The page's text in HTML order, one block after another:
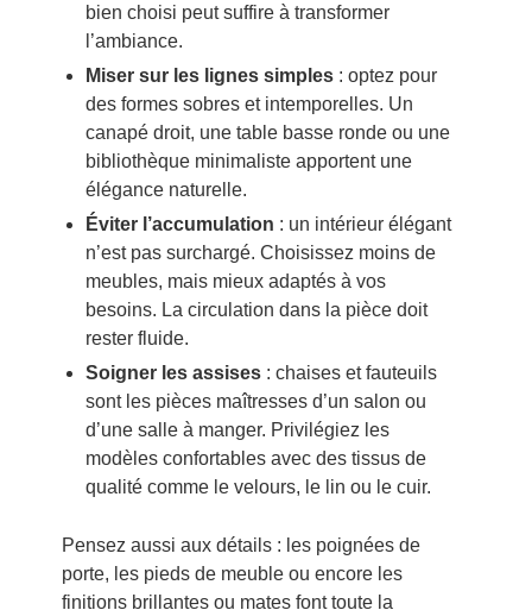
bien choisi peut suffire à transformer
l’ambiance.
Miser sur les lignes simples: optez pour
des formes sobres et intemporelles. Un
canapé droit, une table basse ronde ou une
bibliothèque minimaliste apportent une
élégance naturelle.
Éviter l’accumulation : un intérieur élégant
n’est pas surchargé. Choisissez moins de
meubles, mais mieux adaptés à vos
besoins. La circulation dans la pièce doit
rester fluide.
Soigner les assises: chaises et fauteuils
sont les pièces maîtresses d’un salon ou
d’une salle à manger. Privilégiez les
modèles confortables avec des tissus de
qualité comme le velours, le lin ou le cuir.
Pensez aussi aux détails : les poignées de
porte, les pieds de meuble ou encore les
finitions brillantes ou mates font toute la